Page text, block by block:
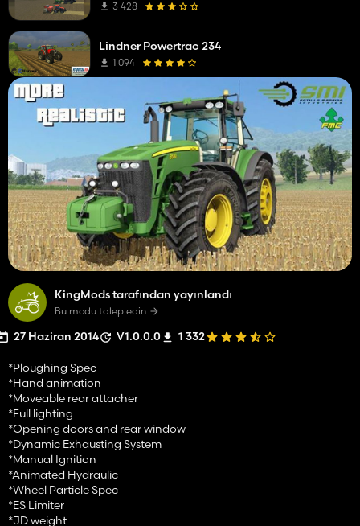
KingMods tarafından yayınlandı
Bu modu talep edin
27 Haziran 2014 V1.0.0.0 1 332
*Ploughing Spec
*Hand animation
*Moveable rear attacher
*Full lighting
*Opening doors and rear window
*Dynamic Exhausting System
*Manual Ignition
*Animated Hydraulic
*Wheel Particle Spec
*ES Limiter
*JD weight
3 428
Lindner Powertrac 234
1 094